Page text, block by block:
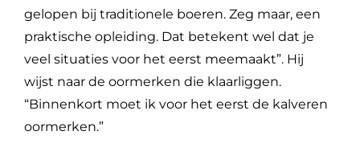
gelopen bij traditionele boeren. Zeg maar, een
praktische opleiding. Dat betekent wel dat je
veel situaties voor het eerst meemaakt”. Hij
wijst naar de oormerken die klaarliggen.
“Binnenkort moet ik voor het eerst de kalveren
oormerken.”